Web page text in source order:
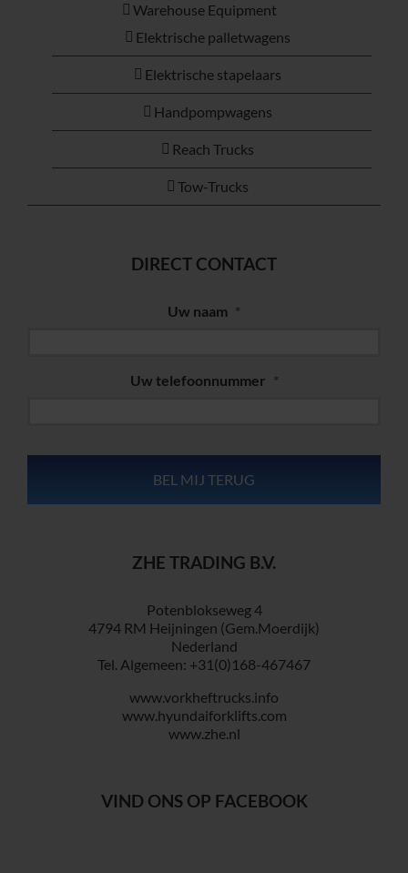
Warehouse Equipment
Elektrische palletwagens
Elektrische stapelaars
Handpompwagens
Reach Trucks
Tow-Trucks
DIRECT CONTACT
Uw naam *
Uw telefoonnummer *
ZHE TRADING B.V.
Potenblokseweg 4
4794 RM Heijningen (Gem.Moerdijk)
Nederland
Tel. Algemeen: +31(0)168-467467
www.vorkheftrucks.info
www.hyundaiforklifts.com
www.zhe.nl
VIND ONS OP FACEBOOK